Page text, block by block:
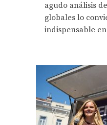
agudo análisis
globales lo
indispensable en